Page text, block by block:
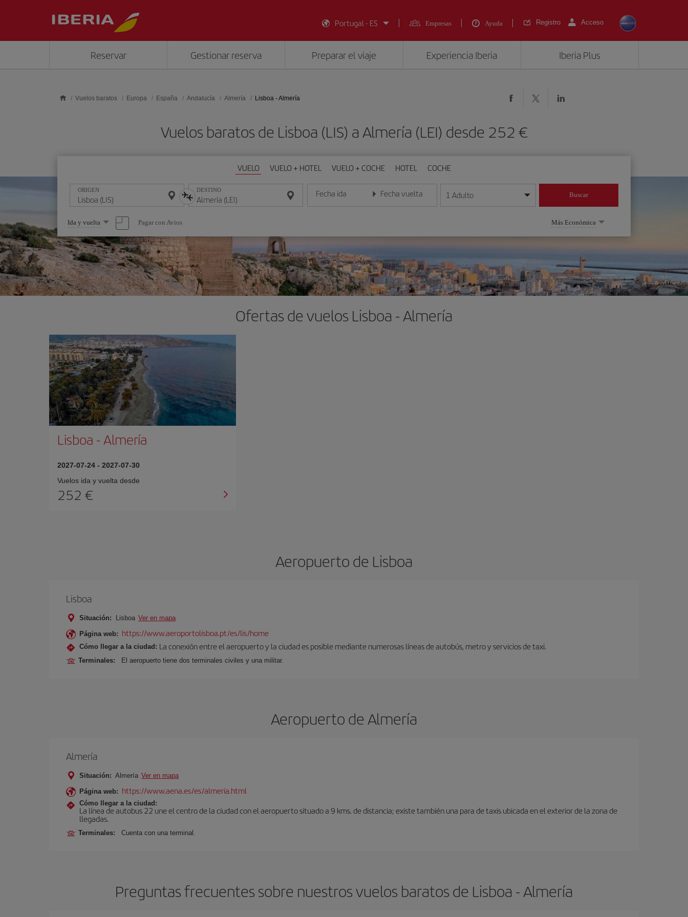
Portugal - ES
Empresas Ayuda Registro Acceso
Reservar Gestionar reserva Preparar el viaje Experiencia Iberia Iberia Plus
Vuelos baratos Europa España Andalucía Almería Lisboa - Almería
Vuelos baratos de Lisboa (LIS) a Almería (LEI) desde 252 €
VUELO VUELO + HOTEL VUELO + COCHE HOTEL COCHE
ORIGEN DESTINO Fecha ida
Introduce la fecha en formato día/mes/año
Fecha vuelta
Introduce la fecha en formato día/mes/año
1 Adulto Buscar
Seleccione
una
opción
Ida y vuelta Pagar con Avios Más Económica
Ofertas de vuelos Lisboa - Almería
Lisboa -Almería
2027-07-24 - 2027-07-30
Vuelos ida y vuelta desde
252 €
Aeropuerto de Lisboa
Lisboa
Situación: Lisboa Ver en mapa
Página web: https://www.aeroportolisboa.pt/es/lis/home
Cómo llegar a la ciudad: La conexión entre el aeropuerto y la ciudad es posible mediante numerosas líneas de autobús, metro y servicios de taxi.
Terminales: El aeropuerto tiene dos terminales civiles y una militar.
Aeropuerto de Almería
Almería
Situación: Almería Ver en mapa
Página web: https://www.aena.es/es/almeria.html
Cómo llegar a la ciudad:
La línea de autobus 22 une el centro de la ciudad con el aeropuerto situado a 9 kms. de distancia; existe también una para de taxis ubicada en el exterior de la zona de
llegadas.
Terminales: Cuenta con una terminal.
Preguntas frecuentes sobre nuestros vuelos baratos de Lisboa - Almería